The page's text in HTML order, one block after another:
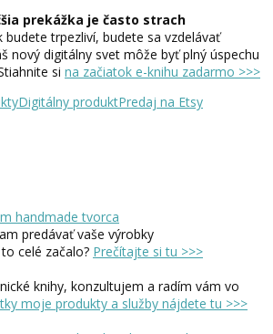
prekážka je často strach
budete trpezliví, budete sa vzdelávať
nový digitálny svet môže byť plný úspechu
si na začiatok e-knihu zadarmo >>>
Digitálny produktPredaj na Etsy
handmade tvorca
predávať vaše výrobky
celé začalo? Prečítajte si tu >>>
knihy, konzultujem a radím vám vo
moje produkty a služby nájdete tu >>>